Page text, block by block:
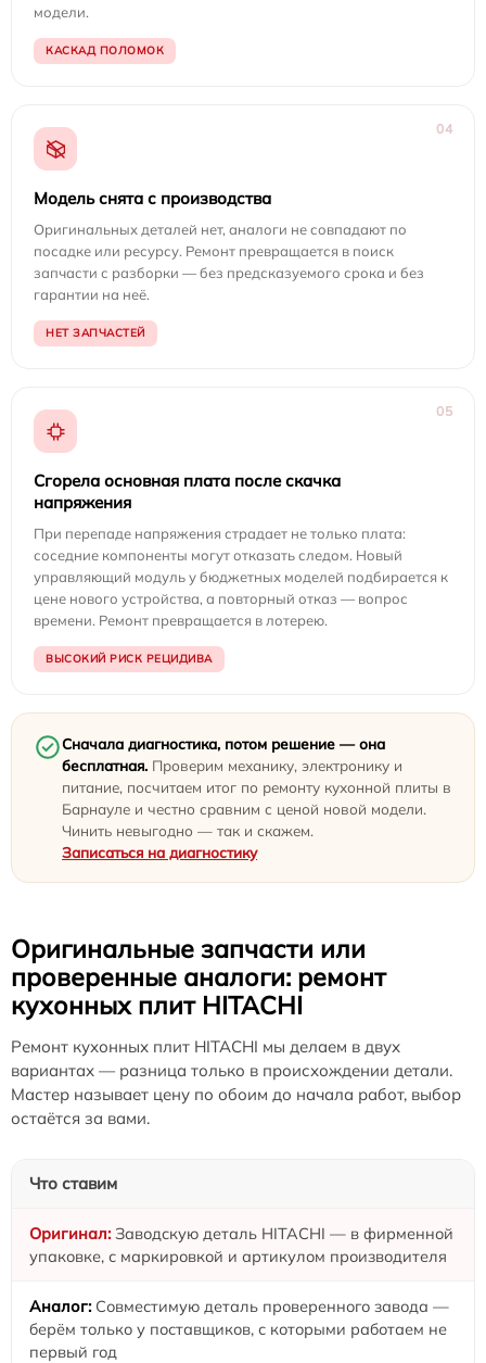
модели.
КАСКАД ПОЛОМОК
04
Модель снята с производства
Оригинальных деталей нет, аналоги не совпадают по
посадке или ресурсу. Ремонт превращается в поиск
запчасти с разборки — без предсказуемого срока и без
гарантии на неё.
НЕТ ЗАПЧАСТЕЙ
05
Сгорела основная плата после скачка
напряжения
При перепаде напряжения страдает не только плата:
соседние компоненты могут отказать следом. Новый
управляющий модуль у бюджетных моделей подбирается к
цене нового устройства, а повторный отказ — вопрос
времени. Ремонт превращается в лотерею.
ВЫСОКИЙ РИСК РЕЦИДИВА
Сначала диагностика, потом решение — она
бесплатная. Проверим механику, электронику и
питание, посчитаем итог по ремонту кухонной плиты в
Барнауле и честно сравним с ценой новой модели.
Чинить невыгодно — так и скажем.
Записаться на диагностику
Оригинальные запчасти или
проверенные аналоги: ремонт
кухонных плит HITACHI
Ремонт кухонных плит HITACHI мы делаем в двух
вариантах — разница только в происхождении детали.
Мастер называет цену по обоим до начала работ, выбор
остаётся за вами.
Что ставим
Заводскую деталь HITACHI — в фирменной
упаковке, с маркировкой и артикулом производителя
Совместимую деталь проверенного завода —
берём только у поставщиков, с которыми работаем не
первый год